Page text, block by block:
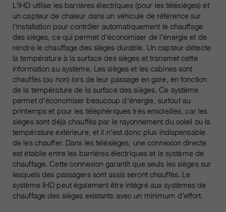
L’IHD utilise les barrières électriques (pour les télésièges) et
un capteur de chaleur dans un véhicule de référence sur
l’installation pour contrôler automatiquement le chauffage
des sièges, ce qui permet d’économiser de l’énergie et de
rendre le chauffage des sièges durable. Un capteur détecte
la température à la surface des sièges et transmet cette
information au système. Les sièges et les cabines sont
chauffés (ou non) lors de leur passage en gare, en fonction
de la température de la surface des sièges. Ce système
permet d’économiser beaucoup d’énergie, surtout au
printemps et pour les téléphériques très ensoleillés, car les
sièges sont déjà chauffés par le rayonnement du soleil ou la
température extérieure, et il n’est donc plus indispensable
de les chauffer. Dans les télésièges, une connexion directe
est établie entre les barrières électriques et le système de
chauffage. Cette connexion garantit que seuls les sièges sur
lesquels des passagers sont assis seront chauffés. Le
système IHD peut également être intégré aux systèmes de
chauffage des sièges existants avec un minimum d’effort.